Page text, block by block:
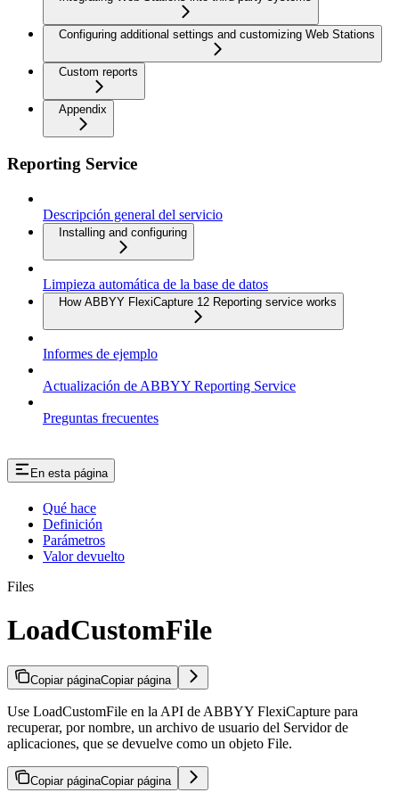
Configuring additional settings and customizing Web Stations
Custom reports
Appendix
Reporting Service
Descripción general del servicio
Installing and configuring
Limpieza automática de la base de datos
How ABBYY FlexiCapture 12 Reporting service works
Informes de ejemplo
Actualización de ABBYY Reporting Service
Preguntas frecuentes
En esta página
Qué hace
Definición
Parámetros
Valor devuelto
Files
LoadCustomFile
Copiar páginaCopiar página
Use LoadCustomFile en la API de ABBYY FlexiCapture para
recuperar, por nombre, un archivo de usuario del Servidor de
aplicaciones, que se devuelve como un objeto File.
Copiar páginaCopiar página